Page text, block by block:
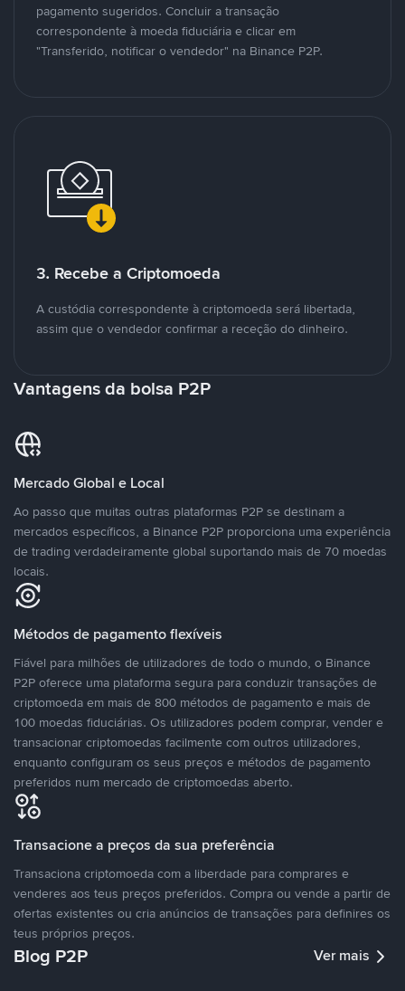
pagamento sugeridos. Concluir a transação
correspondente à moeda fiduciária e clicar em
"Transferido, notificar o vendedor" na Binance P2P.
3. Recebe a Criptomoeda
A custódia correspondente à criptomoeda será libertada,
assim que o vendedor confirmar a receção do dinheiro.
Vantagens da bolsa P2P
Mercado Global e Local
Ao passo que muitas outras plataformas P2P se destinam a
mercados específicos, a Binance P2P proporciona uma experiência
de trading verdadeiramente global suportando mais de 70 moedas
locais.
Métodos de pagamento flexíveis
Fiável para milhões de utilizadores de todo o mundo, o Binance
P2P oferece uma plataforma segura para conduzir transações de
criptomoeda em mais de 800 métodos de pagamento e mais de
100 moedas fiduciárias. Os utilizadores podem comprar, vender e
transacionar criptomoedas facilmente com outros utilizadores,
enquanto configuram os seus preços e métodos de pagamento
preferidos num mercado de criptomoedas aberto.
Transacione a preços da sua preferência
Transaciona criptomoeda com a liberdade para comprares e
venderes aos teus preços preferidos. Compra ou vende a partir de
ofertas existentes ou cria anúncios de transações para definires os
teus próprios preços.
Blog P2P Ver mais